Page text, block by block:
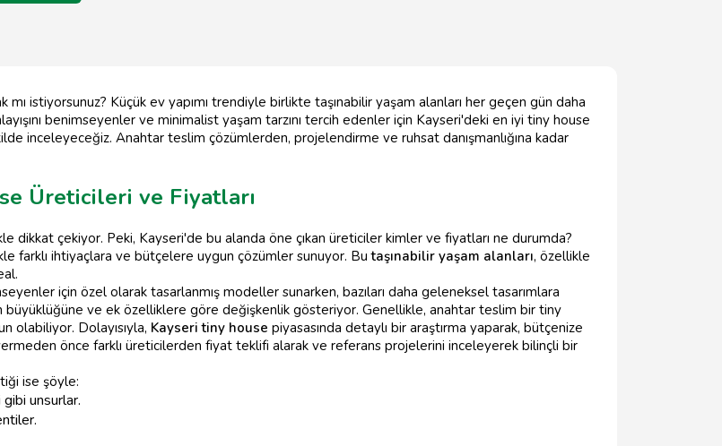
istiyorsunuz? Küçük ev yapımı trendiyle birlikte taşınabilir yaşam alanları her geçen gün daha
benimseyenler ve minimalist yaşam tarzını tercih edenler için Kayseri'deki en iyi tiny house
inceleyeceğiz. Anahtar teslim çözümlerden, projelendirme ve ruhsat danışmanlığına kadar
Üreticileri ve Fiyatları
dikkat çekiyor. Peki, Kayseri'de bu alanda öne çıkan üreticiler kimler ve fiyatları ne durumda?
farklı ihtiyaçlara ve bütçelere uygun çözümler sunuyor. Butaşınabilir yaşam alanları, özellikle
için özel olarak tasarlanmış modeller sunarken, bazıları daha geleneksel tasarımlara
büyüklüğüne ve ek özelliklere göre değişkenlik gösteriyor. Genellikle, anahtar teslim bir tiny
olabiliyor. Dolayısıyla, Kayseri tiny house piyasasında detaylı bir araştırma yaparak, bütçenize
önce farklı üreticilerden fiyat teklifi alarak ve referans projelerini inceleyerek bilinçli bir
ise şöyle:
gibi unsurlar.